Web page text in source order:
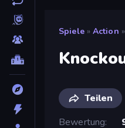
Spiele » Action »
Teilen
Bewertung